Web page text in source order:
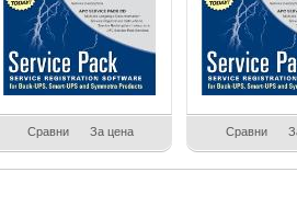
Сравни За цена Сравни